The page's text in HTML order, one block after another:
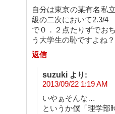
自分は東京の某有名私
級の二次において2.3/4
で０．２点たりずでお
う大学生の恥ですよね
返信
suzuki より:
2013/09/22 1:19 AM
いやぁそんな…
というか僕「理学部